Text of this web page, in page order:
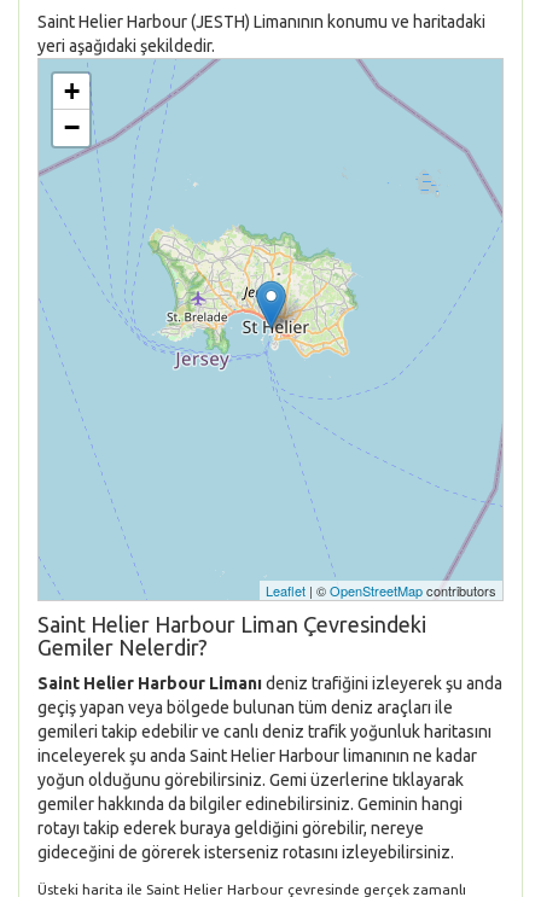
Saint Helier Harbour (JESTH) Limanının konumu ve haritadaki
yeri aşağıdaki şekildedir.
+
−
Leaflet | ©OpenStreetMapcontributors
Saint Helier Harbour Liman Çevresindeki
Gemiler Nelerdir?
Saint Helier Harbour Limanıdeniz trafiğini izleyerek şu anda
geçiş yapan veya bölgede bulunan tüm deniz araçları ile
gemileri takip edebilir ve canlı deniz trafik yoğunluk haritasını
inceleyerek şu anda Saint Helier Harbour limanının ne kadar
yoğun olduğunu görebilirsiniz. Gemi üzerlerine tıklayarak
gemiler hakkında da bilgiler edinebilirsiniz. Geminin hangi
rotayı takip ederek buraya geldiğini görebilir, nereye
gideceğini de görerek isterseniz rotasını izleyebilirsiniz.
Üsteki harita ile Saint Helier Harbour çevresinde gerçek zamanlı